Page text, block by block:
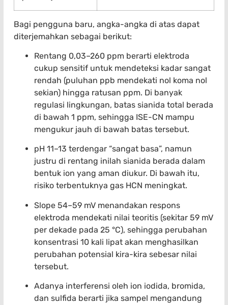
Bagi pengguna baru, angka-angka di atas dapat
diterjemahkan sebagai berikut:
Rentang 0,03–260 ppm berarti elektroda
cukup sensitif untuk mendeteksi kadar sangat
rendah (puluhan ppb mendekati nol koma nol
sekian) hingga ratusan ppm. Di banyak
regulasi lingkungan, batas sianida total berada
di bawah 1 ppm, sehingga ISE-CN mampu
mengukur jauh di bawah batas tersebut.
pH 11–13 terdengar “sangat basa”, namun
justru di rentang inilah sianida berada dalam
bentuk ion yang aman diukur. Di bawah itu,
risiko terbentuknya gas HCN meningkat.
Slope 54–59 mV menandakan respons
elektroda mendekati nilai teoritis (sekitar 59 mV
per dekade pada 25 °C), sehingga perubahan
konsentrasi 10 kali lipat akan menghasilkan
perubahan potensial kira-kira sebesar nilai
tersebut.
Adanya interferensi oleh ion iodida, bromida,
dan sulfida berarti jika sampel mengandung